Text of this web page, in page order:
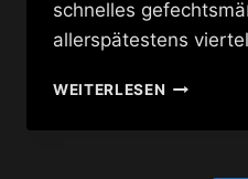
schnelles
allerspätestens
WEITERLESEN
GLÜCK?